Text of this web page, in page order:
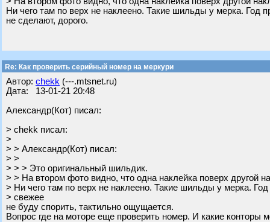
Ни чего там по верх не наклеено. Такие шильды у мерка. Год
не сделают, дорого.
Re: Как проверить серийный номер на меркури
Автор: chekk (---.mtsnet.ru)
Дата: 13-01-21 20:48
Александр(Кот) писал:
> chekk писал:
>
> > Александр(Кот) писал:
> >
> > > Это оригинальный шильдик.
> > На втором фото видно, что одна наклейка поверх другой
> Ни чего там по верх не наклеено. Такие шильды у мерка.
> свежее
не буду спорить, тактильно ощущается.
Вопрос где на моторе еще проверить номер. И какие конторы